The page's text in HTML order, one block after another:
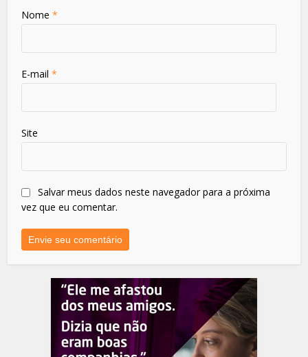
Nome*
E-mail*
Site
Salvar meus dados neste navegador para a próxima
vez que eu comentar.